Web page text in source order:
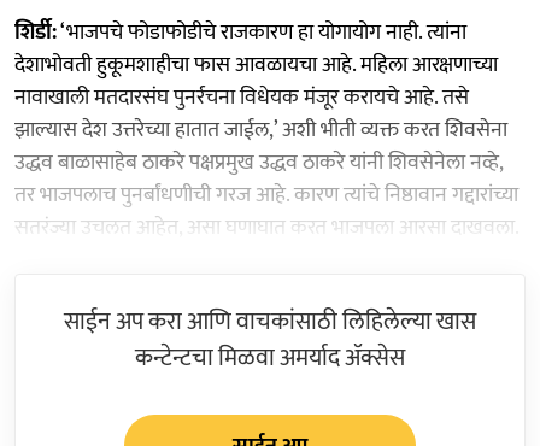
शिर्डी:‘भाजपचे फोडाफोडीचे राजकारण हा योगायोग नाही. त्यांना
देशाभोवती हुकूमशाहीचा फास आवळायचा आहे. महिला आरक्षणाच्या
नावाखाली मतदारसंघ पुनर्रचना विधेयक मंजूर करायचे आहे. तसे
झाल्यास देश उत्तरेच्या हातात जाईल,’ अशी भीती व्यक्त करत शिवसेना
उद्धव बाळासाहेब ठाकरे पक्षप्रमुख उद्धव ठाकरे यांनी शिवसेनेला नव्हे,
तर भाजपलाच पुनर्बांधणीची गरज आहे. कारण त्यांचे निष्ठावान गद्दारांच्या
सतरंज्या उचलत आहेत, असा घणाघात करत भाजपला आरसा दाखवला.
साईन अप करा आणि वाचकांसाठी लिहिलेल्या खास
कन्टेन्टचा मिळवा अमर्याद ॲक्सेस